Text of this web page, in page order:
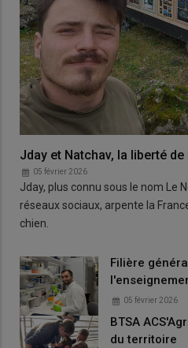
Jday et Natchav, la liberté
05 février 2026
Jday, plus connu sous le nom Le
réseaux sociaux, arpente la
chien.
Filière
05 février 2026
BTSA
du territoire